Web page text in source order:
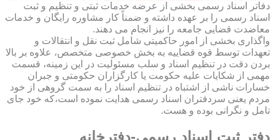
دفاتر اسناد رسمی بخشی از عرضه خدمات ثبتی و تنظیم و ثبت
اسناد رسمی را بر عهده داشته و ضمناً کار مشاوره رایگان و خدمات
معاضدت قضایی جامعه را نیز انجام می دهند.
واگذاری بخشی از امور حاکمیتی شامل ثبت نقل و انتقالات و
تعهدات توسط قوه قضاییه به بخش خصوصی متخصص، علاوه بر بالا
بردن دقت در تنظیم اسناد و سلب مسئولیت در این زمینه، قسمت
مهمی از شکایات علیه حکومت یا کارگزاران حکومتی و جبران
خسارات ناشی از اشتباه در تنظیم اسناد را به سمت گروهی از خود
مردم یعنی سردفتران اسناد رسمی هدایت نموده است،که خود جای
تامل و نگرانی بوده و هست.